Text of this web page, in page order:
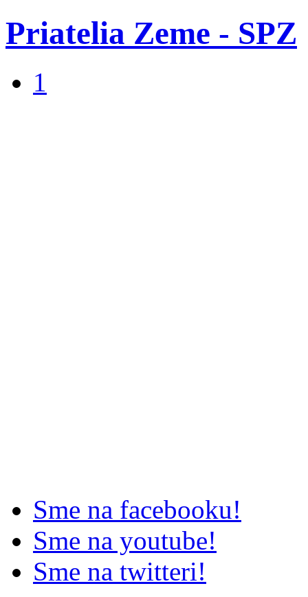
Priatelia Zeme - SPZ
1
Sme na facebooku!
Sme na youtube!
Sme na twitteri!